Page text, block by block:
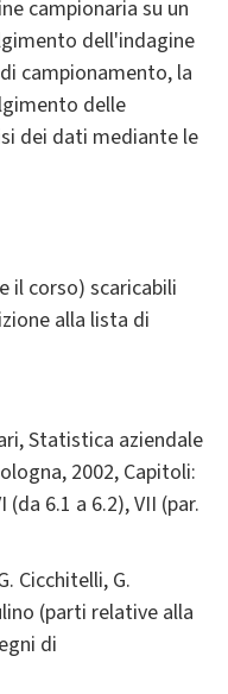
campionaria su un
dell'indagine
campionamento, la
delle
dei dati mediante le
il corso) scaricabili
alla lista di
Statistica aziendale
2002, Capitoli:
(da 6.1 a 6.2), VII (par.
Cicchitelli, G.
(parti relative alla
di